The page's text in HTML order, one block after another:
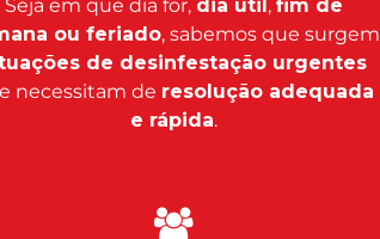
Seja em que dia for, dia útil, fim de
ou feriado, sabemos que surgem
de desinfestação urgentes
necessitam de resolução adequada
e rápida.